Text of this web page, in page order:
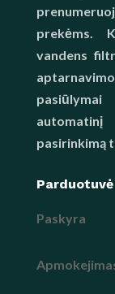
prekėms.
vandens
pasirinkimą
Parduotuvė
Paskyra